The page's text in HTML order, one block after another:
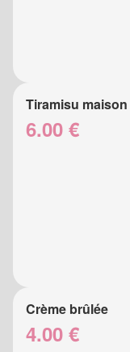
Tiramisu maison
6.00 €
Crème brûlée
4.00 €